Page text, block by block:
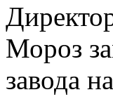
Мороз
завода